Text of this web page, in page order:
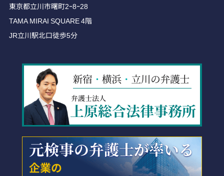
東京都立川市曙町2ｰ8ｰ28
TAMA MIRAI SQUARE 4階
JR立川駅北口徒歩5分